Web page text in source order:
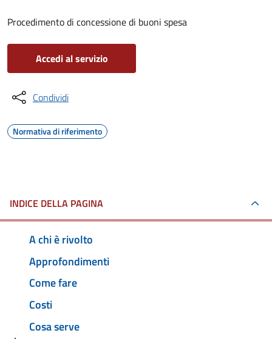
Procedimento di concessione di buoni spesa
Accedi al servizio
Condividi
Normativa di riferimento
INDICE DELLA PAGINA
A chi è rivolto
Approfondimenti
Come fare
Costi
Cosa serve